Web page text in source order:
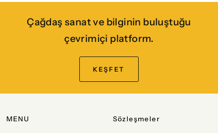
Çağdaş sanat ve bilginin buluştuğu
çevrimiçi platform.
KEŞFET
MENU Sözleşmeler